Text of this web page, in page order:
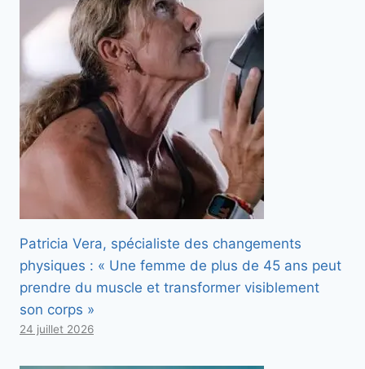
Patricia Vera, spécialiste des changements
physiques : « Une femme de plus de 45 ans peut
prendre du muscle et transformer visiblement
son corps »
24 juillet 2026